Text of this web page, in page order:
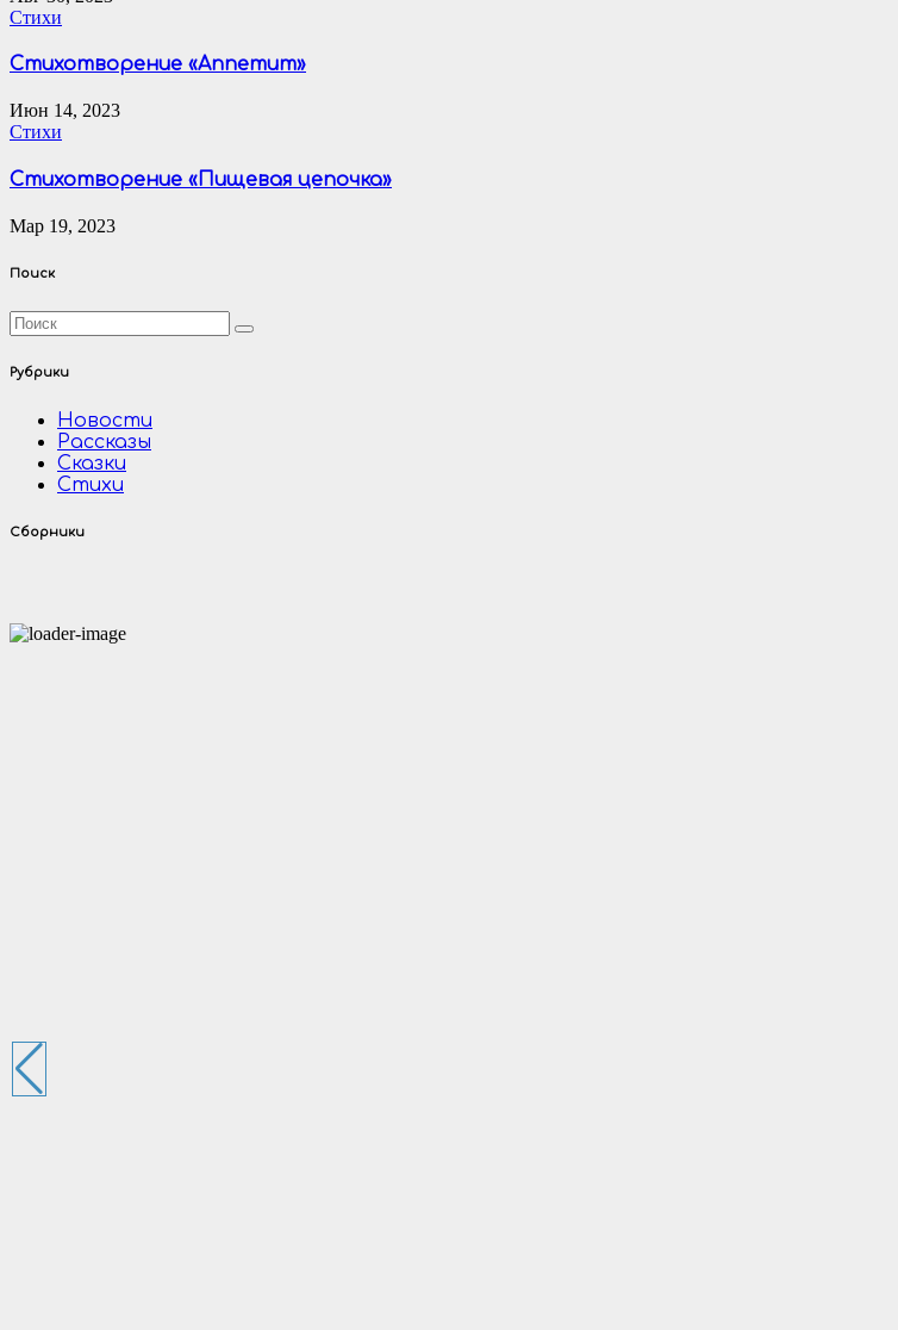
Стихи
Стихотворение «Аппетит»
Июн 14, 2023
Стихи
Стихотворение «Пищевая цепочка»
Мар 19, 2023
Поиск
Рубрики
Новости
Рассказы
Сказки
Стихи
Сборники